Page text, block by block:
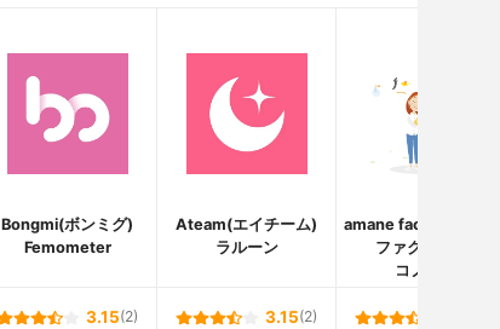
Bongmi(ボンミグ)
Femometer
Ateam(エイチーム)
ラルーン
amane factory(アマネ
ファクトリー)
コノトキ
3.15(2) 3.15(2)